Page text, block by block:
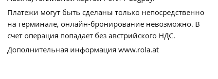
Платежи могут быть сделаны только непосредственно
на терминале, онлайн-бронирование невозможно. В
счет операция попадает без австрийского НДС.
Дополнительная информация www.rola.at